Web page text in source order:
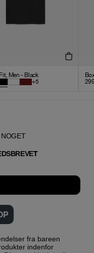
Men - Black
+5
NOGET
T
fra bareen
indenfor